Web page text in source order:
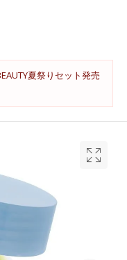
夏祭りセット発売